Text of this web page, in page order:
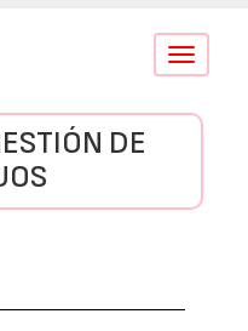
Conmutar
DE